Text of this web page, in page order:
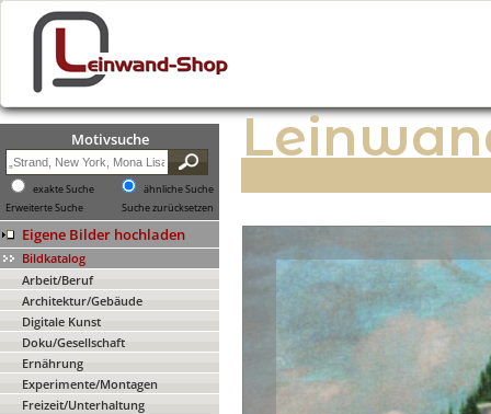
Motivsuche
exakte Suche
ähnliche Suche
Erweiterte Suche
Suche zurücksetzen
Eigene Bilder hochladen
Bildkatalog
Arbeit/Beruf
Architektur/Gebäude
Digitale Kunst
Doku/Gesellschaft
Ernährung
Experimente/Montagen
Freizeit/Unterhaltung